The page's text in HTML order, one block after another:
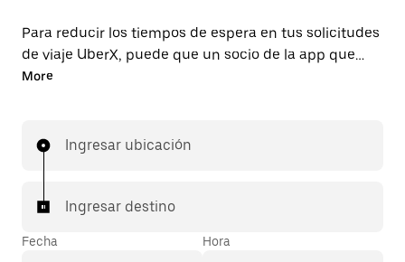
Para reducir los tiempos de espera en tus solicitudes
de viaje UberX, puede que un socio de la app que
conduce un vehículo tipo taxi en Mérida complete tu
conoces de UberX mientras viajas a tu destino en un
More
Ingresar ubicación
Ingresar destino
Fecha Hora